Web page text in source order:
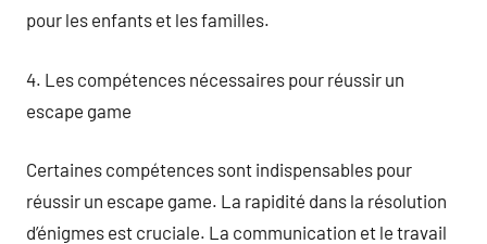
pour les enfants et les familles.
4. Les compétences nécessaires pour réussir un
escape game
Certaines compétences sont indispensables pour
réussir un escape game. La rapidité dans la résolution
d’énigmes est cruciale. La communication et le travail